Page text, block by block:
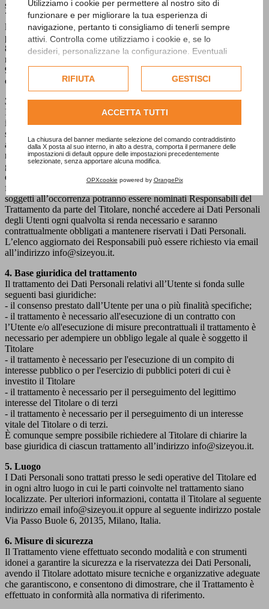
Utilizziamo i cookie per permettere al nostro sito di
funzionare e per migliorare la tua esperienza di
navigazione, pertanto ti consigliamo di tenerli sempre
attivi. Controlla come utilizziamo i cookie e, se lo
desideri, personalizzane la configurazione. Eventuali
esclusivamente previa acquisizione del consenso
RIFIUTA GESTISCI
ACCETTA TUTTI
La chiusura del banner mediante selezione del comando contraddistinto
dalla X posta al suo interno, in alto a destra, comporta il permanere delle
impostazioni di default oppure delle impostazioni precedentemente
selezionate, senza apportare alcuna modifica.
OPXcookie powered by OrangePix
sul sito web.
7. Invio email o newsletter e gestione mailing list: per contattare
l'Utente con email contenenti informazioni commerciali e
promozionali relative al sito web.
8. Ricerche di mercato e sondaggi di terzi: per fare ricerche di
mercato e sondaggi di soggetti terzi.
9. Realizzazione di campagne pubblicitarie di terzi: per realizzare
campagne pubblicitarie di soggetti terzi all’interno del sito web.
3. Modalità di trattamento
Il trattamento dei Dati Personali viene effettuato mediante strumenti
informatici e/o telematici, con modalità organizzative e con logiche
strettamente correlate alle finalità indicate. In alcuni casi potrebbero
avere accesso ai Dati Personali anche soggetti coinvolti
nell’organizzazione del Titolare (quali per esempio, addetti alla
gestione del personale, addetti all’area commerciale, amministratori
di sistema, etc.) ovvero soggetti esterni (come società informatiche,
fornitori di servizi, corrieri postali, hosting provider, etc.). Detti
soggetti all’occorrenza potranno essere nominati Responsabili del
Trattamento da parte del Titolare, nonché accedere ai Dati Personali
degli Utenti ogni qualvolta si renda necessario e saranno
contrattualmente obbligati a mantenere riservati i Dati Personali.
L’elenco aggiornato dei Responsabili può essere richiesto via email
all’indirizzo info@sizeyou.it.
4. Base giuridica del trattamento
Il trattamento dei Dati Personali relativi all’Utente si fonda sulle
seguenti basi giuridiche:
- il consenso prestato dall’Utente per una o più finalità specifiche;
- il trattamento è necessario all'esecuzione di un contratto con
l’Utente e/o all'esecuzione di misure precontrattuali il trattamento è
necessario per adempiere un obbligo legale al quale è soggetto il
Titolare
- il trattamento è necessario per l'esecuzione di un compito di
interesse pubblico o per l'esercizio di pubblici poteri di cui è
investito il Titolare
- il trattamento è necessario per il perseguimento del legittimo
interesse del Titolare o di terzi
- il trattamento è necessario per il perseguimento di un interesse
vitale del Titolare o di terzi.
È comunque sempre possibile richiedere al Titolare di chiarire la
base giuridica di ciascun trattamento all’indirizzo info@sizeyou.it.
5. Luogo
I Dati Personali sono trattati presso le sedi operative del Titolare ed
in ogni altro luogo in cui le parti coinvolte nel trattamento siano
localizzate. Per ulteriori informazioni, contatta il Titolare al seguente
indirizzo email info@sizeyou.it oppure al seguente indirizzo postale
Via Passo Buole 6, 20135, Milano, Italia.
6. Misure di sicurezza
Il Trattamento viene effettuato secondo modalità e con strumenti
idonei a garantire la sicurezza e la riservatezza dei Dati Personali,
avendo il Titolare adottato misure tecniche e organizzative adeguate
che garantiscono, e consentono di dimostrare, che il Trattamento è
effettuato in conformità alla normativa di riferimento.